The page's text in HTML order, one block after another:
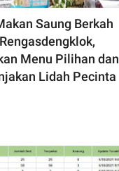
Saung Berkah
Menu Pilihan dan
Lidah Pecinta